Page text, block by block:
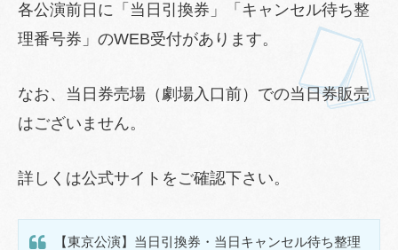
各公演前日に「当日引換券」「キャンセル待ち整
理番号券」のWEB受付があります。
なお、当日券売場（劇場入口前）での当日券販売
はございません。
詳しくは公式サイトをご確認下さい。
【東京公演】当日引換券・当日キャンセル待ち整理